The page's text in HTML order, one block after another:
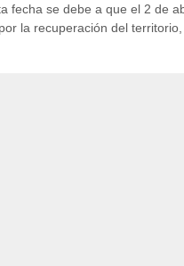
fecha se debe a que el 2 de
la recuperación del